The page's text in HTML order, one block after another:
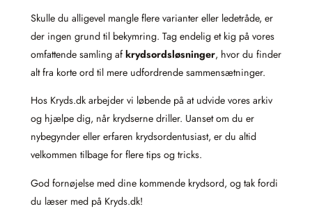
Skulle du alligevel mangle flere varianter eller ledetråde, er
der ingen grund til bekymring. Tag endelig et kig på vores
omfattende samling afkrydsordsløsninger, hvor du finder
alt fra korte ord til mere udfordrende sammensætninger.
Hos Kryds.dk arbejder vi løbende på at udvide vores arkiv
og hjælpe dig, når krydserne driller. Uanset om du er
nybegynder eller erfaren krydsordentusiast, er du altid
velkommen tilbage for flere tips og tricks.
God fornøjelse med dine kommende krydsord, og tak fordi
du læser med på Kryds.dk!